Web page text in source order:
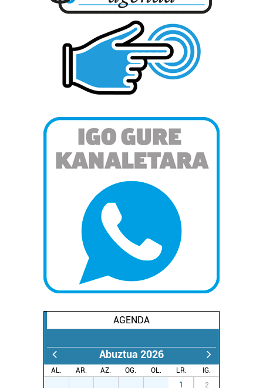
AGENDA
Abuztua 2026
AL. AR. AZ. OG. OL. LR.
IG.
1 2